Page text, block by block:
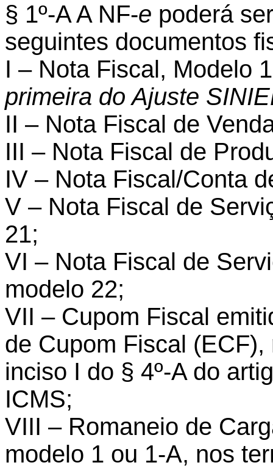
§ 1º-A A NF-e poderá
seguintes documentos
I – Nota Fiscal, Modelo
primeira do Ajuste
II – Nota Fiscal de
III – Nota Fiscal de
IV – Nota Fiscal/Conta
V – Nota Fiscal de
21;
VI – Nota Fiscal de
modelo 22;
VII – Cupom Fiscal
de Cupom Fiscal
inciso I do § 4º-A do
ICMS;
VIII – Romaneio de
modelo 1 ou 1-A, nos